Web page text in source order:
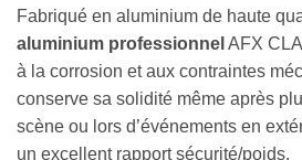
Fabriqué en aluminium de haute
aluminium professionnel AFX
à la corrosion et aux contraintes
conserve sa solidité même après
scène ou lors d’événements en
un excellent rapport sécurité/poids.